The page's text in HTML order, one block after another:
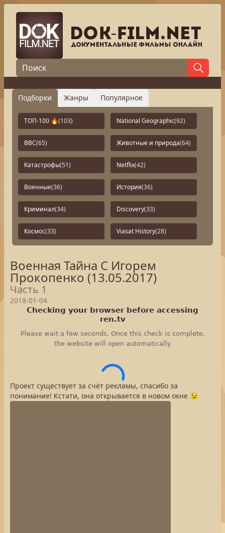
Подборки Жанры Популярное
ТОП-100 🔥(103) National Geographic(92)
BBC(65) Животные и природа(64)
Катастрофы(51) Netflix(42)
Военные(36) История(36)
Криминал(34) Discovery(33)
Космос(33) Viasat History(28)
Военная Тайна С Игорем
Прокопенко (13.05.2017)
Часть 1
2018-01-04
Проект существует за счёт рекламы, спасибо за
понимание! Кстати, она открывается в новом окне 😉